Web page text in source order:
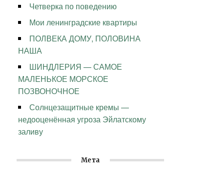
Четверка по поведению
Мои ленинградские квартиры
ПОЛВЕКА ДОМУ, ПОЛОВИНА
НАША
ШИНДЛЕРИЯ — САМОЕ
МАЛЕНЬКОЕ МОРСКОЕ
ПОЗВОНОЧНОЕ
Солнцезащитные кремы —
недооценённая угроза Эйлатскому
заливу
Мета